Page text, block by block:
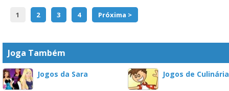
1 2 3 4 Próxima >
Joga Também
Jogos da Sara Jogos de Culinária